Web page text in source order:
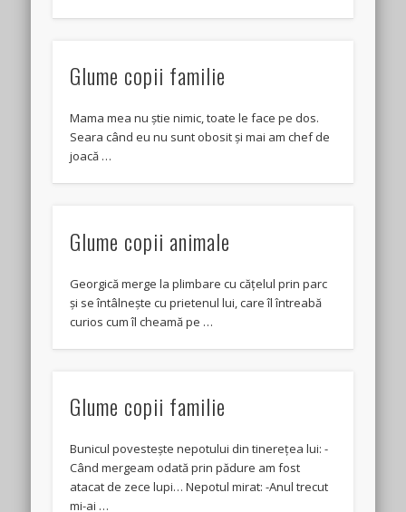
Glume copii familie
Mama mea nu știe nimic, toate le face pe dos.
Seara când eu nu sunt obosit și mai am chef de
joacă …
Glume copii animale
Georgică merge la plimbare cu cățelul prin parc
și se întâlnește cu prietenul lui, care îl întreabă
curios cum îl cheamă pe …
Glume copii familie
Bunicul povestește nepotului din tinerețea lui: -
Când mergeam odată prin pădure am fost
atacat de zece lupi… Nepotul mirat: -Anul trecut
mi-ai …